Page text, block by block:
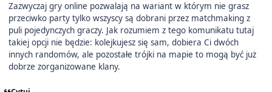
Zazwyczaj gry online pozwalają na wariant w którym nie grasz
przeciwko party tylko wszyscy są dobrani przez matchmaking z
puli pojedynczych graczy. Jak rozumiem z tego komunikatu tutaj
takiej opcji nie będzie: kolejkujesz się sam, dobiera Ci dwóch
innych randomów, ale pozostałe trójki na mapie to mogą być już
dobrze zorganizowane klany.